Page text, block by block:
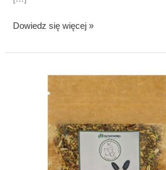
Mieszanka
dla
koszatniczek
Chinchillas
Dowiedz się więcej »